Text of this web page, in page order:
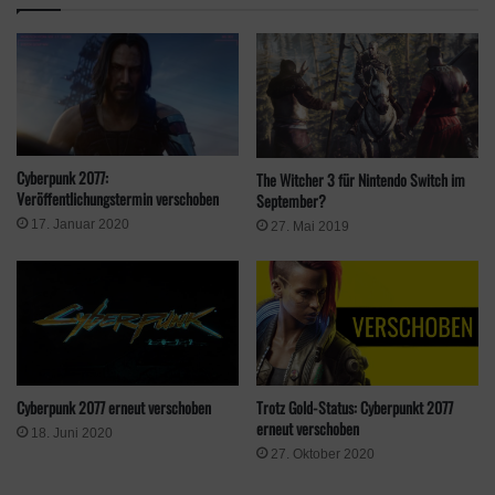
Cyberpunk 2077:
Veröffentlichungstermin verschoben
17. Januar 2020
The Witcher 3 für Nintendo Switch im
September?
27. Mai 2019
Cyberpunk 2077 erneut verschoben
18. Juni 2020
Trotz Gold-Status: Cyberpunkt 2077
erneut verschoben
27. Oktober 2020